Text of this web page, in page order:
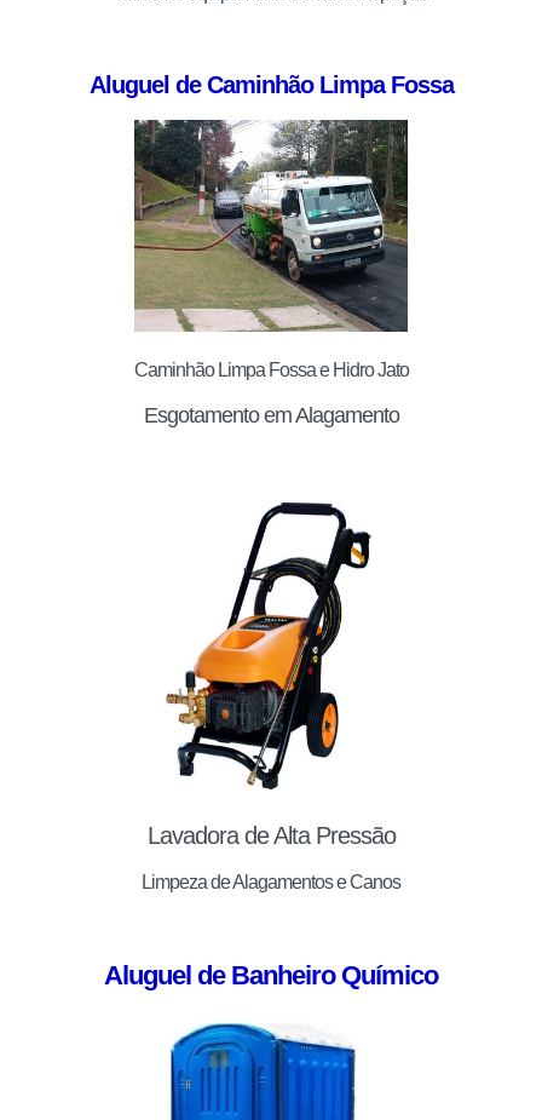
Aluguel de Caminhão Limpa Fossa
Caminhão Limpa Fossa e Hidro Jato
Esgotamento em Alagamento
Lavadora de Alta Pressão
Limpeza de Alagamentos e Canos
Aluguel de Banheiro Químico